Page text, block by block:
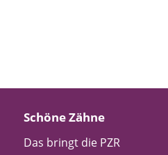
Schöne Zähne
Das bringt die PZR